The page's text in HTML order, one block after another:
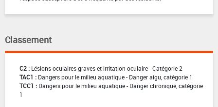
Classement
C2 : Lésions oculaires graves et irritation oculaire - Catégorie 2
TAC1 : Dangers pour le milieu aquatique - Danger aigu, catégorie 1
TCC1 : Dangers pour le milieu aquatique - Danger chronique, catégorie
1